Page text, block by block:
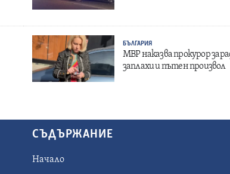
БЪЛГАРИЯ
МВР наказва прокурор
заплахи и пътен произвол
СЪДЪРЖАНИЕ
Начало